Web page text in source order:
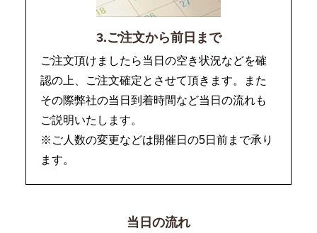
3.ご注文から前日まで
ご注文頂けましたら当日の空き状況などを確
認の上、ご注文確定とさせて頂きます。また
その際弊社の当日到着時間など当日の流れも
ご説明いたします。
※ご人数の変更などは開催日の5日前まで承り
ます。
当日の流れ